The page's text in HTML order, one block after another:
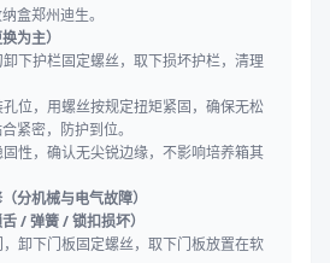
盒郑州迪生。
为主）
下护栏固定螺丝，取下损坏护栏，清理
位，用螺丝按规定扭矩紧固，确保无松
紧密，防护到位。
性，确认无尖锐边缘，不影响培养箱其
分机械与电气故障）
/ 弹簧 / 锁扣损坏）
卸下门板固定螺丝，取下门板放置在软